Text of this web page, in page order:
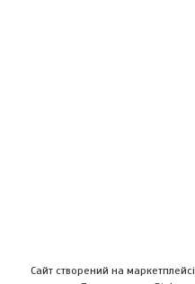
Сайт створений на маркетплейсі